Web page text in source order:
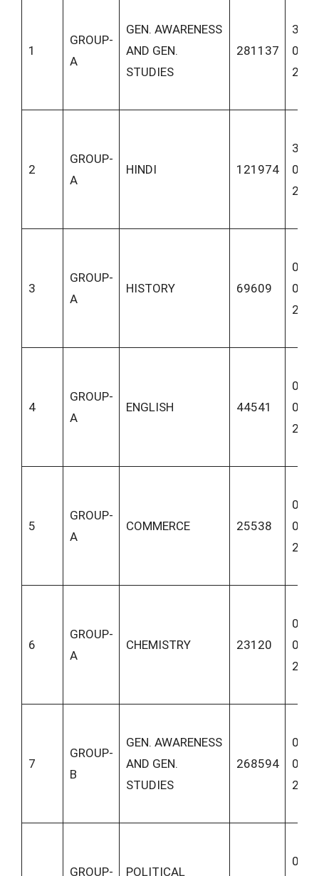
1
GROUP-
A
GEN. AWARENESS
AND GEN.
STUDIES
281137
31-
05-
2
GROUP-
A
HINDI 121974
31-
05-
3
GROUP-
A
HISTORY 69609
01-
06-
4
GROUP-
A
ENGLISH 44541
01-
06-
5
GROUP-
A
COMMERCE 25538
02-
06-
6
GROUP-
A
CHEMISTRY 23120
02-
06-
7
GROUP-
B
GEN. AWARENESS
AND GEN.
STUDIES
268594
03-
06-
GROUP-
POLITICAL
03-